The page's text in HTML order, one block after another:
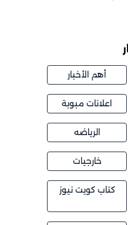
أهم الأخبار
اعلانات مبوبة
الرياضه
خارجيات
كتاب كويت نيوز